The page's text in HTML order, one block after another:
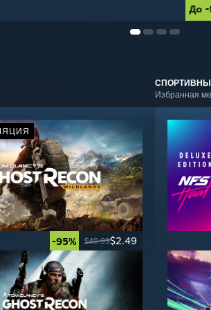
До -
До -
-95% $49.99$2.49
Избранная